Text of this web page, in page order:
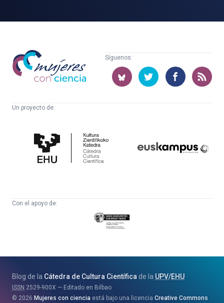
Mujeres
con
ciencia
Síguenos:
Un proyecto de:
Cultura
Científica
Con el apoyo de:
Eusko
Jaurlaritza
eta
Berrikuntza
Blog de la Cátedra de Cultura Científicade la UPV/EHU
ISSN 2529-900X
Editado en Bilbao
2026 Mujeres con ciencia está bajo una licencia Creative Commons